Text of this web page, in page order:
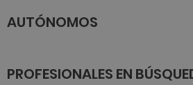
AUTÓNOMOS
PROFESIONALES EN